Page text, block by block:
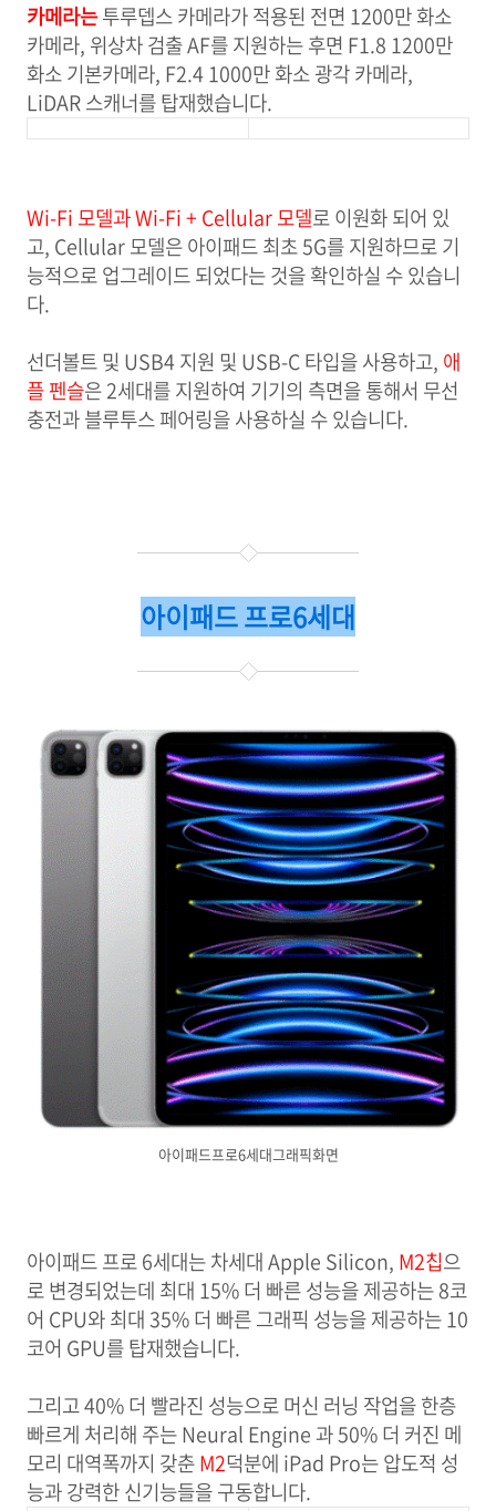
카메라는투루뎁스 카메라가 적용된 전면 1200만 화소
카메라, 위상차 검출 AF를 지원하는 후면 F1.8 1200만
화소 기본카메라, F2.4 1000만 화소 광각 카메라,
LiDAR 스캐너를 탑재했습니다.
Wi-Fi 모델과 Wi-Fi + Cellular 모델로 이원화 되어 있
고, Cellular 모델은 아이패드 최초 5G를 지원하므로 기
능적으로 업그레이드 되었다는 것을 확인하실 수 있습니
다.
선더볼트 및 USB4 지원 및 USB-C 타입을 사용하고, 애
플 펜슬은 2세대를지원하여 기기의 측면을 통해서 무선
충전과 블루투스 페어링을 사용하실 수 있습니다.
아이패드 프로6세대
아이패드프로6세대그래픽화면
아이패드 프로 6세대는 차세대 Apple Silicon, M2칩으
로 변경되었는데 최대 15% 더 빠른 성능을 제공하는 8코
어 CPU와 최대 35% 더 빠른 그래픽 성능을 제공하는 10
코어 GPU를 탑재했습니다.
그리고 40% 더 빨라진 성능으로 머신 러닝 작업을 한층
빠르게 처리해 주는 Neural Engine 과 50% 더 커진 메
모리 대역폭까지 갖춘M2덕분에 iPad Pro는 압도적 성
능과 강력한 신기능들을 구동합니다.